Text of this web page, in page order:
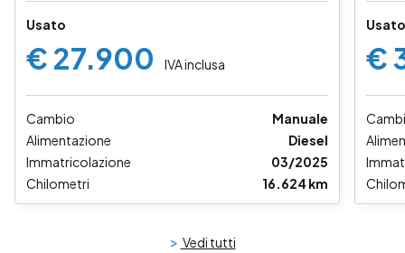
Usato
€ 27.900 IVA inclusa
Cambio
Manuale
Alimentazione
Diesel
Immatricolazione
03/2025
Chilometri
16.624 km
Usato
€
> Vedi tutti